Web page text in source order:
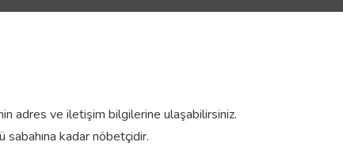
adres ve iletişim bilgilerine ulaşabilirsiniz.
sabahına kadar nöbetçidir.